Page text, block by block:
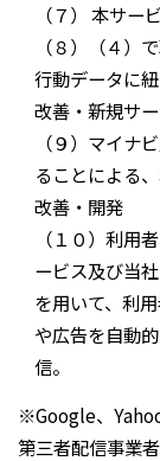
（７） 本サー
（８）（４）
行動データに
改善・新規サー
（９）マイナ
ることによる
改善・開発
（１０）利用
ービス及び当
を用いて、利
や広告を自動
信。
※Google、
第三者配信事業